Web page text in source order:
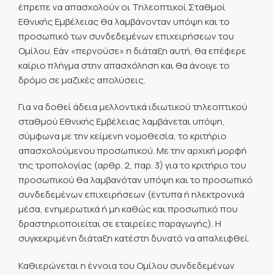
έπρεπε να απασχολούν οι Τηλεοπτικοί Σταθμοί
Εθνικής Εμβέλειας θα λαμβάνονταν υπόψη και το
προσωπικό των συνδεδεμένων επιχειρήσεων του
Ομίλου. Εάν «περνούσε» η διάταξη αυτή, θα επέφερε
καίριο πλήγμα στην απασχόληση και θα άνοιγε το
δρόμο σε μαζικές απολύσεις.
Για να δοθεί άδεια μελλοντικά ιδιωτικού τηλεοπτικού
σταθμού Εθνικής Εμβέλειας λαμβάνεται υπόψη,
σύμφωνα με την κείμενη νομοθεσία, το κριτήριο
απασχολούμενου προσωπικού. Με την αρχική μορφή
της τροπολογίας (αρθρ. 2, παρ. 3) για το κριτήριο του
προσωπικού θα λαμβανόταν υπόψη και το προσωπικό
συνδεδεμένων επιχειρήσεων (έντυπα ή ηλεκτρονικά
μέσα, ενημερωτικά ή μη καθώς και προσωπικό που
δραστηριοποιείται σε εταιρείες παραγωγής). Η
συγκεκριμένη διάταξη κατέστη δυνατό να απαλειφθεί.
Καθιερώνεται η έννοια του Ομίλου συνδεδεμένων